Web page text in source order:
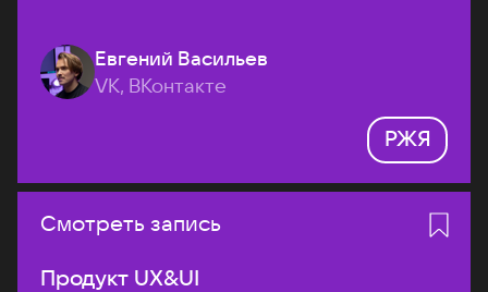
Евгений Васильев
VK, ВКонтакте
РЖЯ
Смотреть запись
Продукт UX&UI